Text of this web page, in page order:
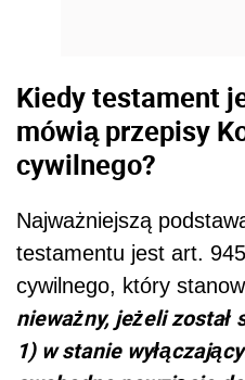
Kiedy testament
mówią przepisy
cywilnego?
Najważniejszą
testamentu jest art.
cywilnego, który
nieważny, jeżeli został
1) w stanie